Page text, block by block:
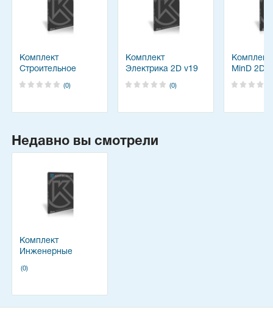
Комплект
Строительное
черчение 2D v19
(0)
Комплект
Электрика 2D v19
(0)
Комплект
MinD 2D
Недавно вы смотрели
Комплект
Инженерные
(0)